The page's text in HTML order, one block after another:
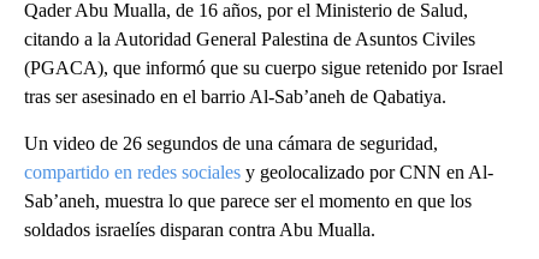
Qader Abu Mualla, de 16 años, por el Ministerio de Salud,
citando a la Autoridad General Palestina de Asuntos Civiles
(PGACA), que informó que su cuerpo sigue retenido por Israel
tras ser asesinado en el barrio Al-Sab’aneh de Qabatiya.
Un video de 26 segundos de una cámara de seguridad,
compartido en redes sociales y geolocalizado por CNN en Al-
Sab’aneh, muestra lo que parece ser el momento en que los
soldados israelíes disparan contra Abu Mualla.